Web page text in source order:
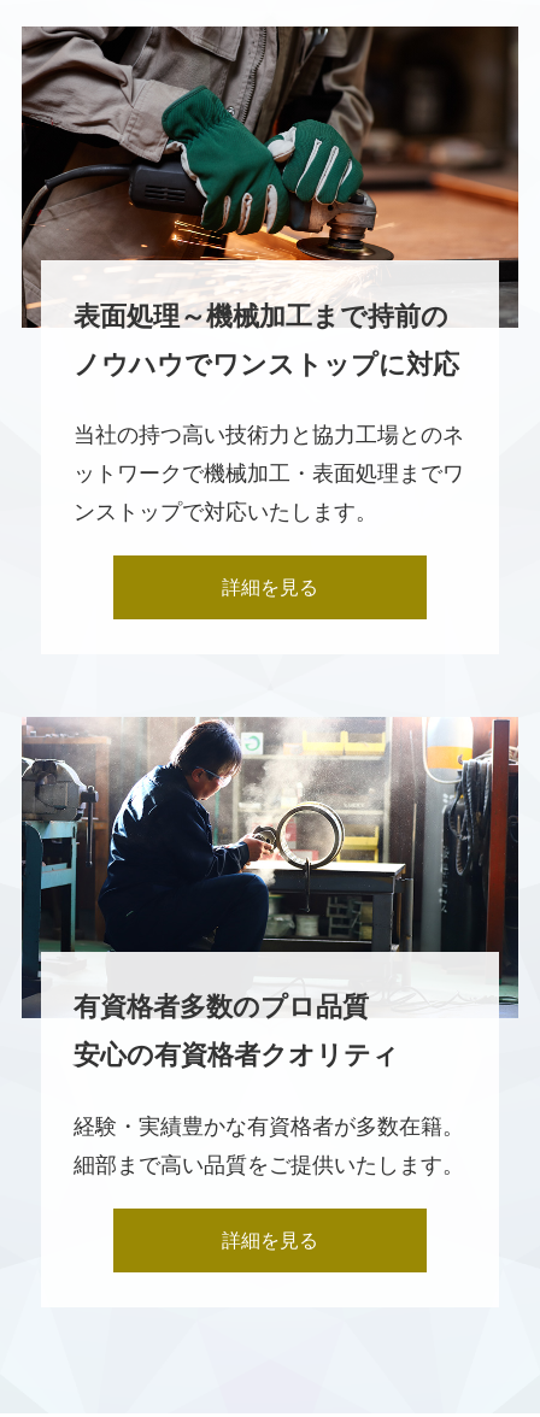
表面処理～機械加工まで持前の
ノウハウでワンストップに対応
当社の持つ高い技術力と協力工場とのネ
ットワークで機械加工・表面処理までワ
ンストップで対応いたします。
詳細を見る
有資格者多数のプロ品質
安心の有資格者クオリティ
経験・実績豊かな有資格者が多数在籍。
細部まで高い品質をご提供いたします。
詳細を見る